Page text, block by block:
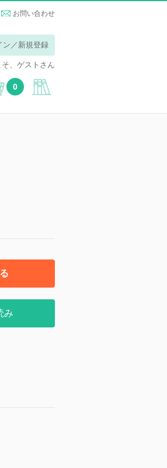
お問い合わせ
ン／新規登録
そ、ゲストさん
0
み